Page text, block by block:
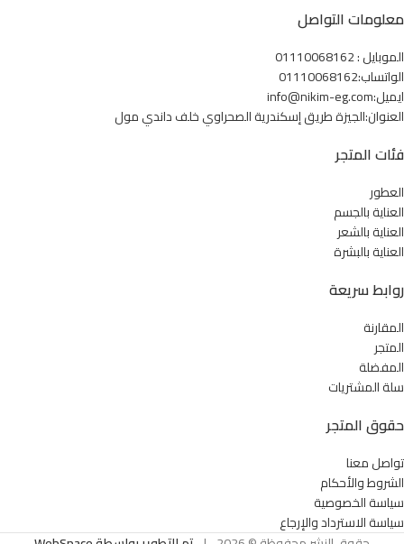
معلومات التواصل
الموبايل : 01110068162
الواتساب:01110068162
ايميل:info@nikim-eg.com
العنوان:الجيزة طريق إسكندرية الصحراوي خلف داندي مول
فئات المتجر
العطور
العناية بالجسم
العناية بالشعر
العناية بالبشرة
روابط سريعة
المقارنة
المتجر
المفضلة
سلة المشتريات
حقوق المتجر
تواصل معنا
الشروط والأحكام
سياسة الخصوصية
سياسة الاسترداد والإرجاع